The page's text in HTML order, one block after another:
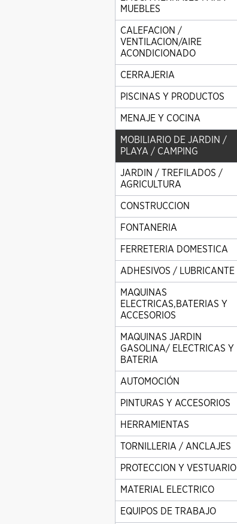
MUEBLES
CALEFACION /
VENTILACION/AIRE
ACONDICIONADO
CERRAJERIA
PISCINAS Y PRODUCTOS
MENAJE Y COCINA
MOBILIARIO DE JARDIN /
PLAYA / CAMPING
JARDIN / TREFILADOS /
AGRICULTURA
CONSTRUCCION
FONTANERIA
FERRETERIA DOMESTICA
ADHESIVOS / LUBRICANTE
MAQUINAS
ELECTRICAS,BATERIAS Y
ACCESORIOS
MAQUINAS JARDIN
GASOLINA/ ELECTRICAS Y
BATERIA
AUTOMOCIÓN
PINTURAS Y ACCESORIOS
HERRAMIENTAS
TORNILLERIA / ANCLAJES
PROTECCION Y VESTUARIO
MATERIAL ELECTRICO
EQUIPOS DE TRABAJO